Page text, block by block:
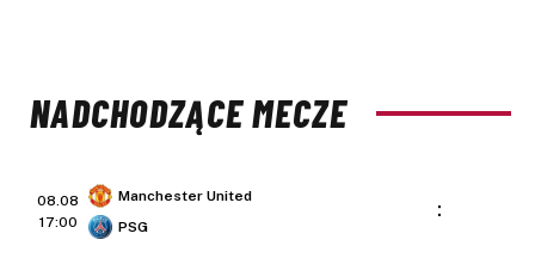
NADCHODZĄCE MECZE
08.08
17:00
Manchester United
PSG
: